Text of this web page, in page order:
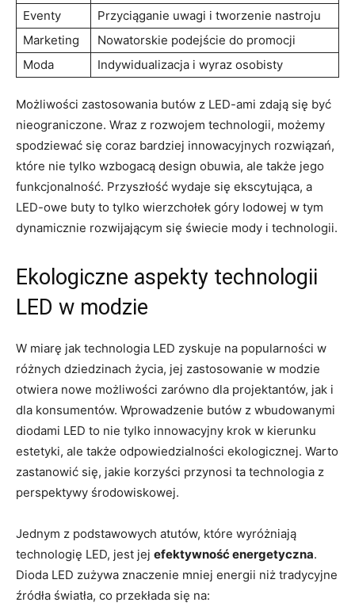
Eventy
Przyciąganie uwagi i tworzenie nastroju
Marketing
Nowatorskie podejście do promocji
Moda
Indywidualizacja i wyraz osobisty
Możliwości zastosowania butów z LED-ami zdają się być
nieograniczone. Wraz z rozwojem technologii, możemy
spodziewać się coraz bardziej innowacyjnych rozwiązań,
które nie tylko wzbogacą design obuwia, ale także jego
funkcjonalność. Przyszłość wydaje się ekscytująca, a
LED-owe buty to tylko wierzchołek góry lodowej w tym
dynamicznie rozwijającym się świecie mody i technologii.
Ekologiczne aspekty technologii
LED w modzie
W miarę jak technologia LED zyskuje na popularności w
różnych dziedzinach życia, jej zastosowanie w modzie
otwiera nowe możliwości zarówno dla projektantów, jak i
dla konsumentów. Wprowadzenie butów z wbudowanymi
diodami LED to nie tylko innowacyjny krok w kierunku
estetyki, ale także odpowiedzialności ekologicznej. Warto
zastanowić się, jakie korzyści przynosi ta technologia z
perspektywy środowiskowej.
Jednym z podstawowych atutów, które wyróżniają
technologię LED, jest jej efektywność energetyczna.
Dioda LED zużywa znaczenie mniej energii niż tradycyjne
źródła światła, co przekłada się na: